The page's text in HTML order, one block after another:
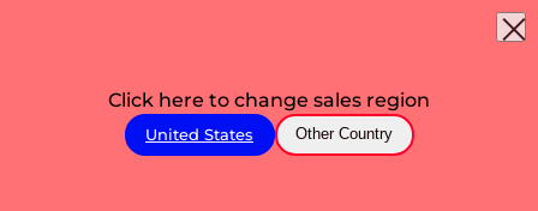
Click here to change sales region
United States Other Country